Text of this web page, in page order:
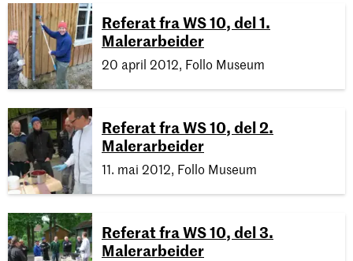
Referat fra WS 10, del 1.
Malerarbeider
20 april 2012, Follo Museum
Referat fra WS 10, del 2.
Malerarbeider
11. mai 2012, Follo Museum
Referat fra WS 10, del 3.
Malerarbeider